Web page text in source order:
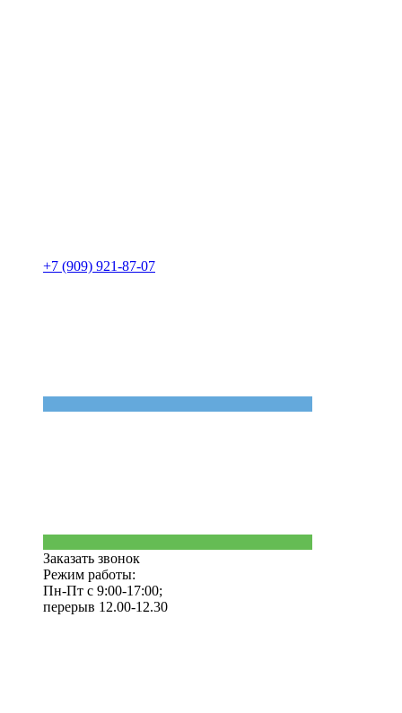
+7 (909) 921-87-07
Заказать звонок
Режим работы:
Пн-Пт с 9:00-17:00;
перерыв 12.00-12.30